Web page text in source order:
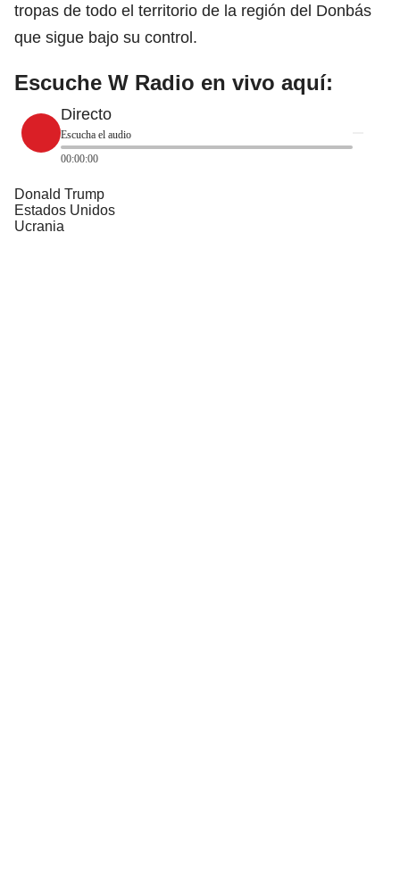
tropas de todo el territorio de la región del Donbás
que sigue bajo su control.
Escuche W Radio en vivo aquí:
Directo
Escucha el audio
00:00:00
Donald Trump
Estados Unidos
Ucrania